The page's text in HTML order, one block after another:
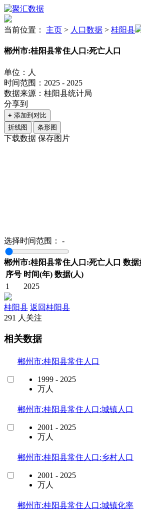
当前位置： 主页 > 人口数据 > 桂阳县
郴州市:桂阳县常住人口:死亡人口
单位：人
时间范围：2025 - 2025
数据来源：桂阳县统计局
分享到
+ 添加到对比
折线图
条形图
下载数据 保存图片
选择时间范围： -
郴州市:桂阳县常住人口:死亡人口 数据
序号 时间(年) 数据(人)
1
2025
桂阳县 返回桂阳县
291 人关注
相关数据
郴州市:桂阳县常住人口
1999 - 2025
万人
郴州市:桂阳县常住人口:城镇人口
2001 - 2025
万人
郴州市:桂阳县常住人口:乡村人口
2001 - 2025
万人
郴州市:桂阳县常住人口:城镇化率